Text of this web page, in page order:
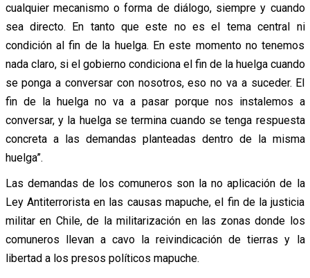
cualquier mecanismo o forma de diálogo, siempre y cuando
sea directo. En tanto que este no es el tema central ni
condición al fin de la huelga. En este momento no tenemos
nada claro, si el gobierno condiciona el fin de la huelga cuando
se ponga a conversar con nosotros, eso no va a suceder. El
fin de la huelga no va a pasar porque nos instalemos a
conversar, y la huelga se termina cuando se tenga respuesta
concreta a las demandas planteadas dentro de la misma
huelga”.
Las demandas de los comuneros son la no aplicación de la
Ley Antiterrorista en las causas mapuche, el fin de la justicia
militar en Chile, de la militarización en las zonas donde los
comuneros llevan a cavo la reivindicación de tierras y la
libertad a los presos políticos mapuche.